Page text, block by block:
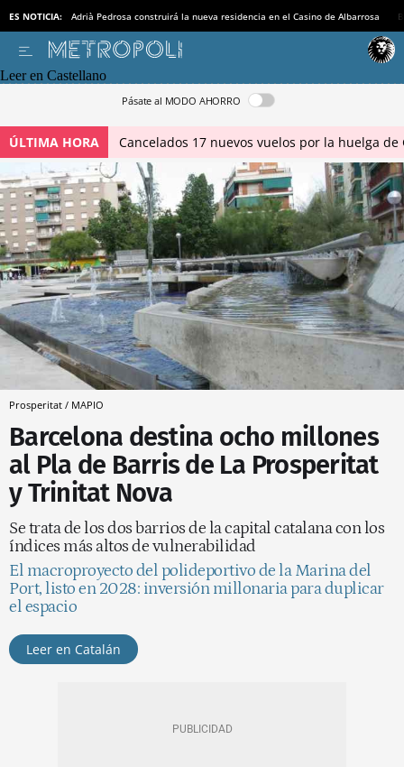
ES NOTICIA: Adrià Pedrosa construirá la nueva residencia en el Casino de Albarrosa
Leer en Castellano
Pásate al MODO AHORRO
ÚLTIMA HORA Cancelados 17 nuevos vuelos por la huelga
Prosperitat / MAPIO
Barcelona destina ocho millones
al Pla de Barris de La Prosperitat
y Trinitat Nova
Se trata de los dos barrios de la capital catalana con los
índices más altos de vulnerabilidad
El macroproyecto del polideportivo de la Marina del
Port, listo en 2028: inversión millonaria para duplicar
el espacio
Leer en Catalán